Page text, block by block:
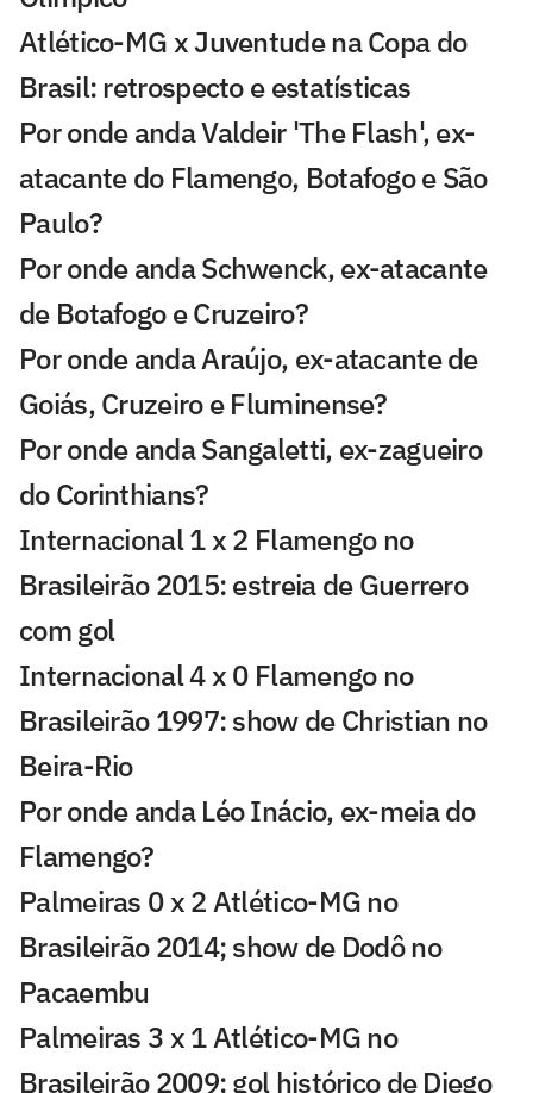
Atlético-MG x Juventude na Copa do
Brasil: retrospecto e estatísticas
Por onde anda Valdeir 'The Flash', ex-
atacante do Flamengo, Botafogo e São
Paulo?
Por onde anda Schwenck, ex-atacante
de Botafogo e Cruzeiro?
Por onde anda Araújo, ex-atacante de
Goiás, Cruzeiro e Fluminense?
Por onde anda Sangaletti, ex-zagueiro
do Corinthians?
Internacional 1 x 2 Flamengo no
Brasileirão 2015: estreia de Guerrero
com gol
Internacional 4 x 0 Flamengo no
Brasileirão 1997: show de Christian no
Beira-Rio
Por onde anda Léo Inácio, ex-meia do
Flamengo?
Palmeiras 0 x 2 Atlético-MG no
Brasileirão 2014; show de Dodô no
Pacaembu
Palmeiras 3 x 1 Atlético-MG no
Brasileirão 2009: gol histórico de Diego